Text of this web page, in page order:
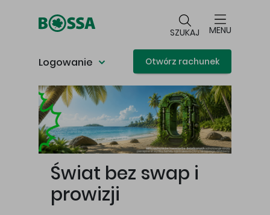
SZUKAJ MENU
Logowanie Otwórz rachunek
Główna treść
Świat bez swap i
prowizji